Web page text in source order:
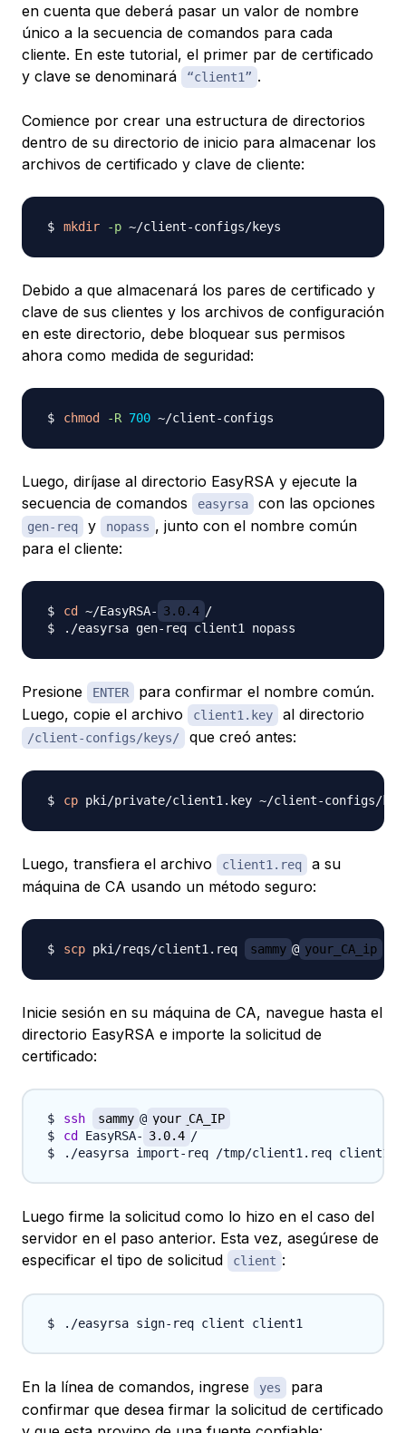
en cuenta que deberá pasar un valor de nombre
único a la secuencia de comandos para cada
cliente. En este tutorial, el primer par de certificado
y clave se denominará
“client1” .
Comience por crear una estructura de directorios
dentro de su directorio de inicio para almacenar los
archivos de certificado y clave de cliente:
mkdir -p
Debido a que almacenará los pares de certificado y
clave de sus clientes y los archivos de configuración
en este directorio, debe bloquear sus permisos
ahora como medida de seguridad:
chmod -R 700
Luego, diríjase al directorio EasyRSA y ejecute la
secuencia de comandos ​​​​​​
easyrsa con las opciones
gen-req y nopass , junto con el nombre común
para el cliente:
cd ~/EasyRSA- 3.0.4
Presione ENTER
para confirmar el nombre común.
Luego, copie el archivo
client1.key al directorio
/client-configs/keys/ que creó antes:
cp
Luego, transfiera el archivo client1.req
a su
máquina de CA usando un método seguro:
scp pki/reqs/client1.req sammy @ your_CA_ip
Inicie sesión en su máquina de CA, navegue hasta el
directorio EasyRSA e importe la solicitud de
certificado:
ssh sammy @ your_CA_IP
cd
EasyRSA- 3.0.4
Luego firme la solicitud como lo hizo en el caso del
servidor en el paso anterior. Esta vez, asegúrese de
especificar el tipo de solicitud
client :
En la línea de comandos, ingrese yes
para
confirmar que desea firmar la solicitud de certificado